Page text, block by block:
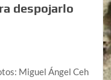
despojarlo
Miguel Ángel Ceh